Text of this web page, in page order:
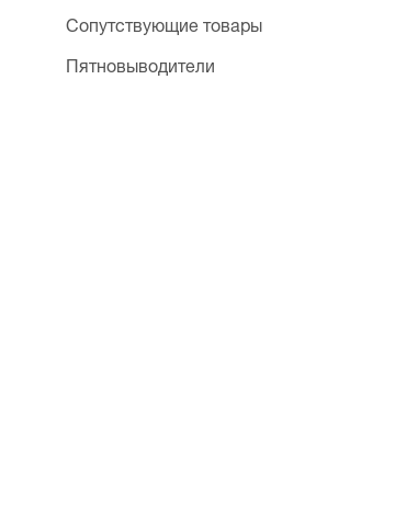
Сопутствующие товары
Пятновыводители